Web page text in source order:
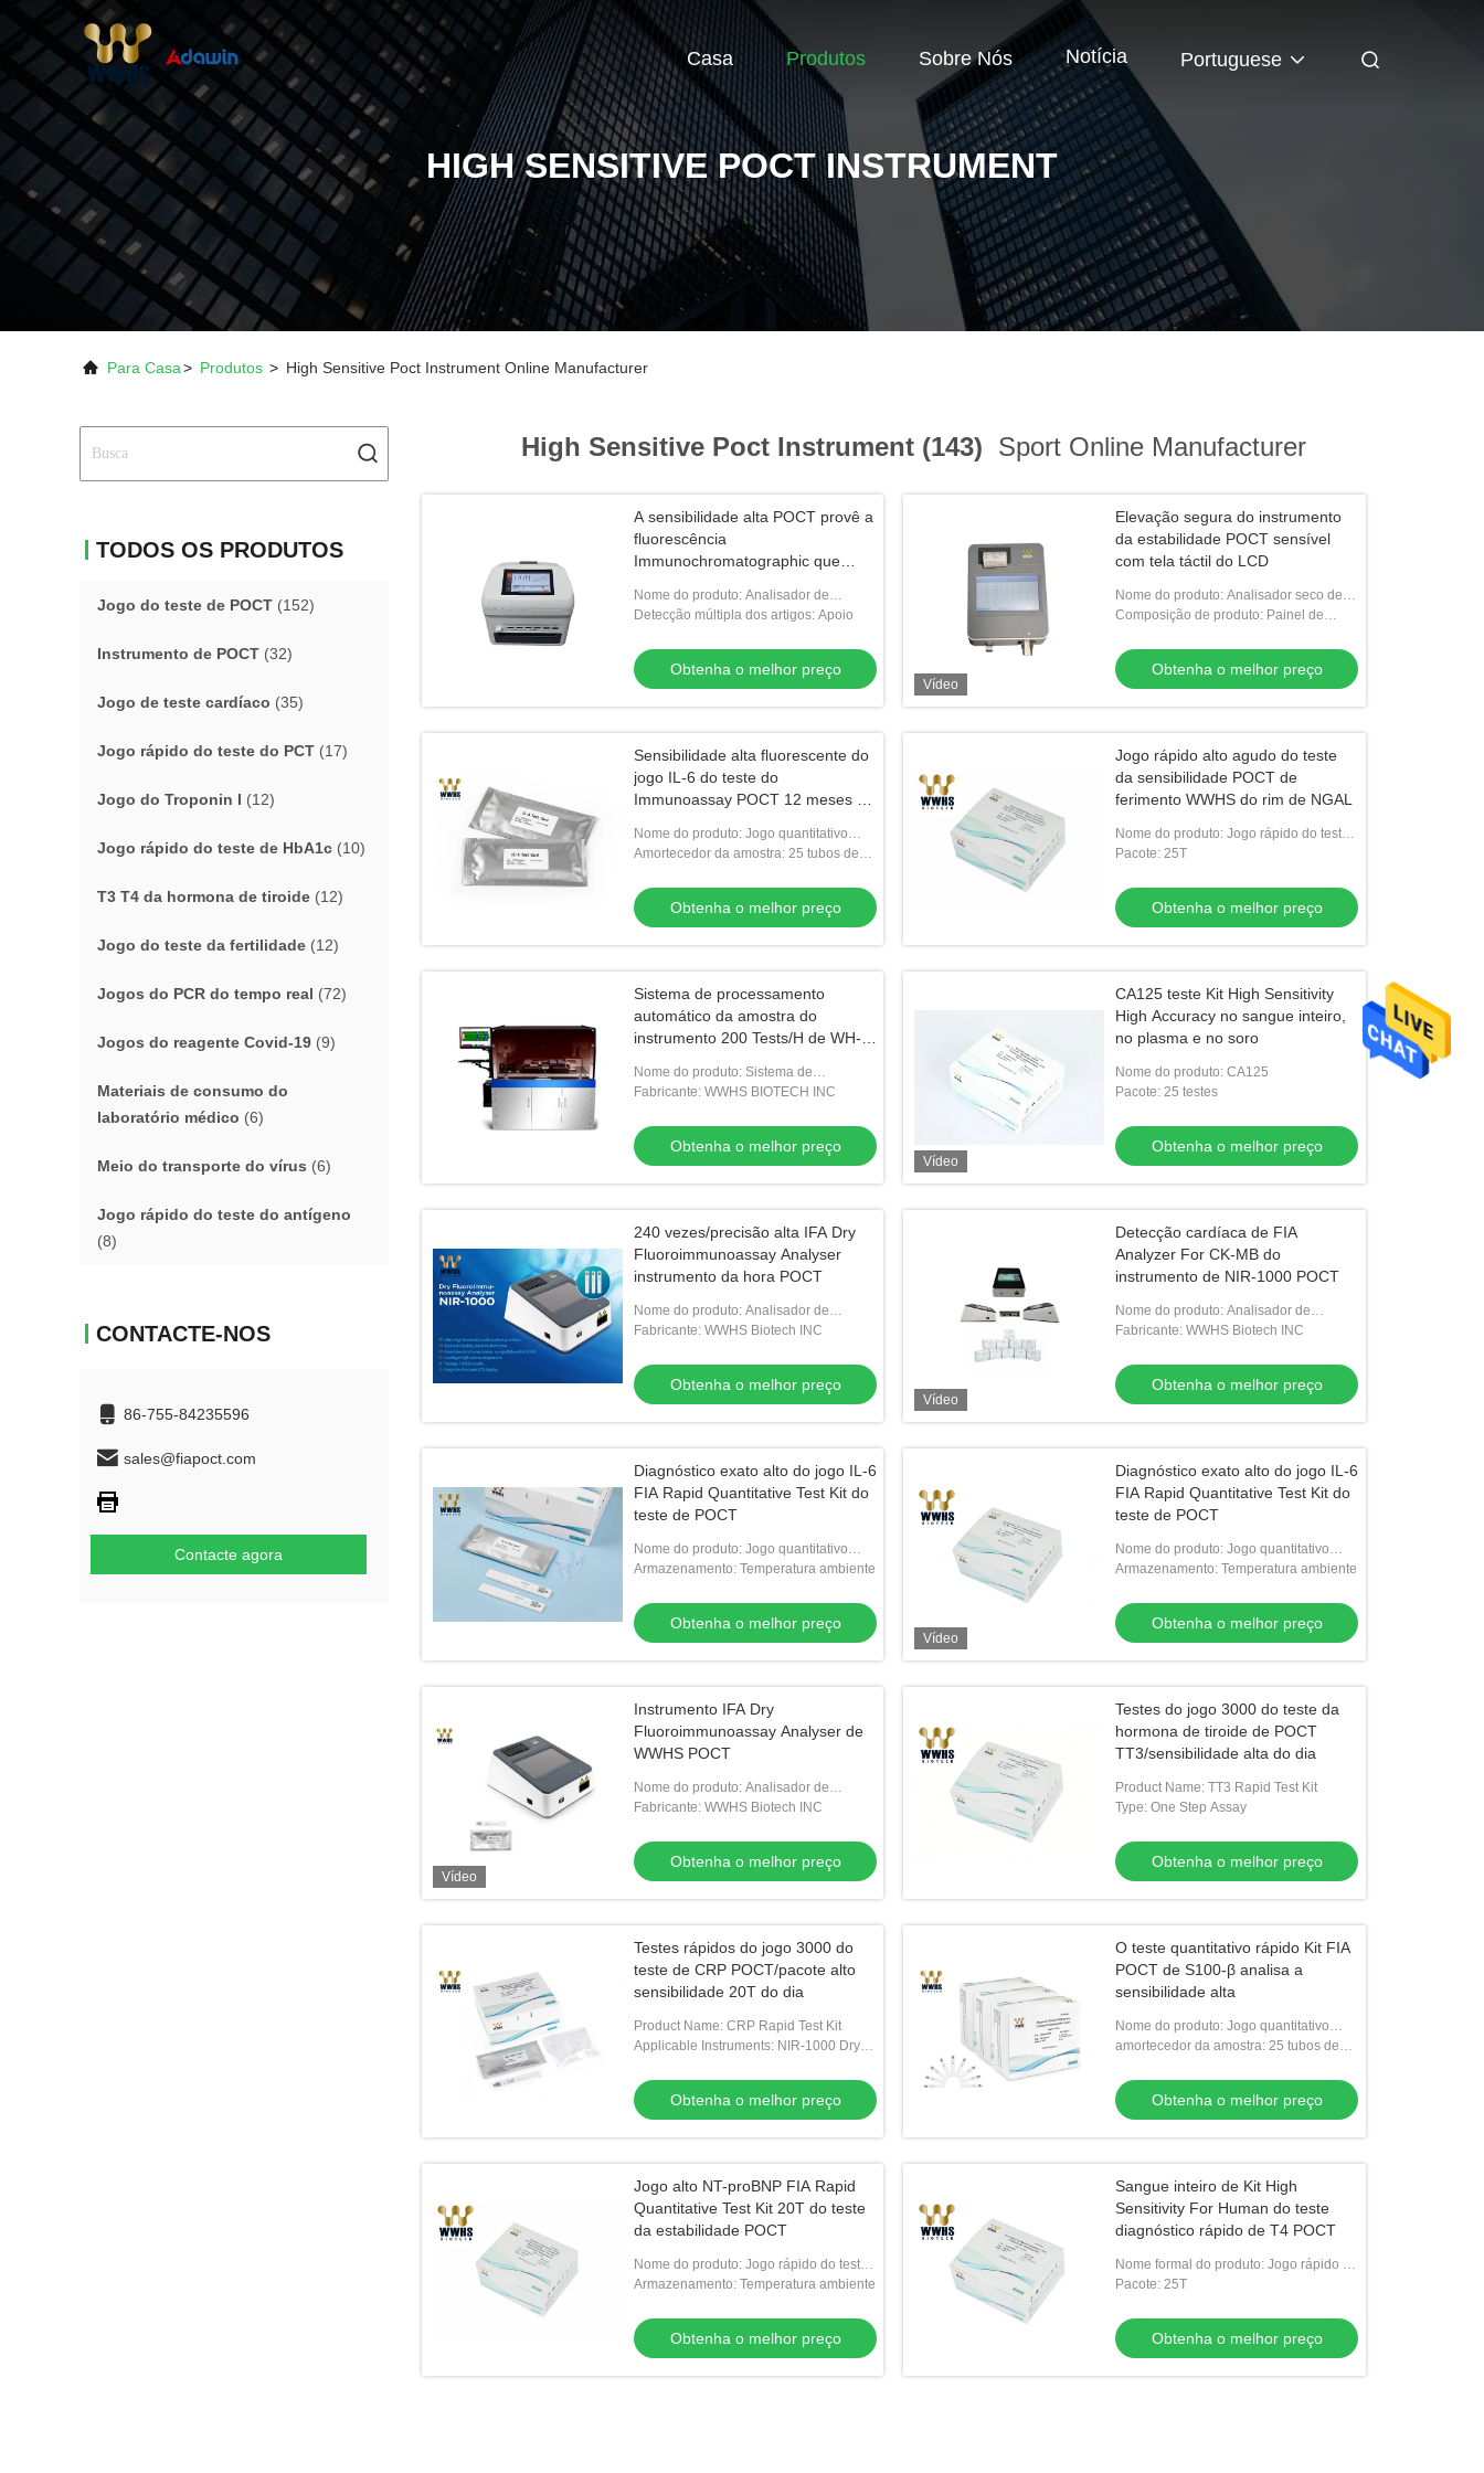
Casa Produtos Sobre Nós Notícia Portuguese
HIGH SENSITIVE POCT INSTRUMENT
Para Casa> Produtos > High Sensitive Poct Instrument Online Manufacturer
TODOS OS PRODUTOS
Jogo do teste de POCT (152)
Instrumento de POCT (32)
Jogo de teste cardíaco (35)
Jogo rápido do teste do PCT (17)
Jogo do Troponin I (12)
Jogo rápido do teste de HbA1c (10)
T3 T4 da hormona de tiroide (12)
Jogo do teste da fertilidade (12)
Jogos do PCR do tempo real (72)
Jogos do reagente Covid-19 (9)
Materiais de consumo do
laboratório médico (6)
Meio do transporte do vírus (6)
Jogo rápido do teste do antígeno
(8)
CONTACTE-NOS
86-755-84235596
sales@fiapoct.com
Contacte agora
High Sensitive Poct Instrument (143) Sport Online Manufacturer
A sensibilidade alta POCT provê a
fluorescência
Immunochromatographic que
Nome do produto: Analisador de
Immunochromatographic da
Detecção múltipla dos artigos: Apoio
Obtenha o melhor preço
Vídeo
Elevação segura do instrumento
da estabilidade POCT sensível
com tela táctil do LCD
Nome do produto: Analisador seco de
Fluoroimmunoassay
Composição de produto: Painel de
alimentação da amostra
Obtenha o melhor preço
Sensibilidade alta fluorescente do
jogo IL-6 do teste do
Immunoassay POCT 12 meses de
Nome do produto: Jogo quantitativo
rápido do teste IL-6
Amortecedor da amostra: 25 tubos de
Obtenha o melhor preço
Jogo rápido alto agudo do teste
da sensibilidade POCT de
ferimento WWHS do rim de NGAL
Nome do produto: Jogo rápido do teste
de NGAL
Pacote: 25T
Obtenha o melhor preço
Sistema de processamento
automático da amostra do
instrumento 200 Tests/H de WH-
Nome do produto: Sistema de
processamento automático da amostra
Fabricante: WWHS BIOTECH INC
Obtenha o melhor preço
Vídeo
CA125 teste Kit High Sensitivity
High Accuracy no sangue inteiro,
no plasma e no soro
Nome do produto: CA125
Pacote: 25 testes
Obtenha o melhor preço
240 vezes/precisão alta IFA Dry
Fluoroimmunoassay Analyser
instrumento da hora POCT
Nome do produto: Analisador de
fluoroimunoensaio seco NIR-1000
Fabricante: WWHS Biotech INC
Obtenha o melhor preço
Vídeo
Detecção cardíaca de FIA
Analyzer For CK-MB do
instrumento de NIR-1000 POCT
Nome do produto: Analisador de
fluoroimunoensaio seco NIR-1000
Fabricante: WWHS Biotech INC
Obtenha o melhor preço
Diagnóstico exato alto do jogo IL-6
FIA Rapid Quantitative Test Kit do
teste de POCT
Nome do produto: Jogo quantitativo
rápido do teste IL-6
Armazenamento: Temperatura ambiente
Obtenha o melhor preço
Vídeo
Diagnóstico exato alto do jogo IL-6
FIA Rapid Quantitative Test Kit do
teste de POCT
Nome do produto: Jogo quantitativo
rápido do teste IL-6
Armazenamento: Temperatura ambiente
Obtenha o melhor preço
Vídeo
Instrumento IFA Dry
Fluoroimmunoassay Analyser de
WWHS POCT
Nome do produto: Analisador de
fluoroimunoensaio seco NIR-1000
Fabricante: WWHS Biotech INC
Obtenha o melhor preço
Testes do jogo 3000 do teste da
hormona de tiroide de POCT
TT3/sensibilidade alta do dia
Product Name: TT3 Rapid Test Kit
Type: One Step Assay
Obtenha o melhor preço
Testes rápidos do jogo 3000 do
teste de CRP POCT/pacote alto
sensibilidade 20T do dia
Product Name: CRP Rapid Test Kit
Applicable Instruments: NIR-1000 Dry
Obtenha o melhor preço
O teste quantitativo rápido Kit FIA
POCT de S100-β analisa a
sensibilidade alta
Nome do produto: Jogo quantitativo
rápido do teste de S100-β
amortecedor da amostra: 25 tubos de
Obtenha o melhor preço
Jogo alto NT-proBNP FIA Rapid
Quantitative Test Kit 20T do teste
da estabilidade POCT
Nome do produto: Jogo rápido do teste
de NT-proBNP
Armazenamento: Temperatura ambiente
Obtenha o melhor preço
Sangue inteiro de Kit High
Sensitivity For Human do teste
diagnóstico rápido de T4 POCT
Nome formal do produto: Jogo rápido do
teste do Thyroxine
Pacote: 25T
Obtenha o melhor preço